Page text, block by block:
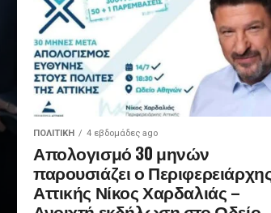
ΠΟΛΙΤΙΚΉ 4 εβδομάδες ago
Απολογισμό 30 μηνών
παρουσιάζει ο
Αττικής Νίκος Χαρδαλιάς –